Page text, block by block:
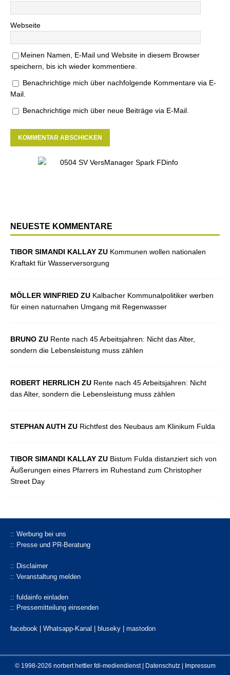
Webseite
Meinen Namen, E-Mail und Website in diesem Browser
speichern, bis ich wieder kommentiere.
Benachrichtige mich über nachfolgende Kommentare via E-
Mail.
Benachrichtige mich über neue Beiträge via E-Mail.
NEUESTE KOMMENTARE
TIBOR SIMANDI KALLAY ZU Kommunen wollen nationalen
Kraftakt für Wasserversorgung
MÖLLER WINFRIED ZU Kalbacher Kommunalpolitiker werben
für einen naturnahen Umgang mit Regenwasser
BRUNO ZU Rente nach 45 Arbeitsjahren: Nicht das Alter,
sondern die Lebensleistung muss zählen
ROBERT HERRLICH ZU Rente nach 45 Arbeitsjahren: Nicht
das Alter, sondern die Lebensleistung muss zählen
STEPHAN AUTH ZU Richtfest des Neubaus am Klinikum Fulda
TIBOR SIMANDI KALLAY ZU Bistum Fulda distanziert sich von
Äußerungen eines Pfarrers im Ruhestand zum Christopher
Street Day
:: Werbung bei uns
:: Presse und PR-Beratung
:: Disclaimer
:: Veranstaltung melden
:: fuldainfo einladen
:: Pressemitteilung einsenden
facebook | Whatsapp-Kanal bluseky mastodon
© 1998-2026 norbert hettler fdi-mediendienst| Datenschutz| Impressum